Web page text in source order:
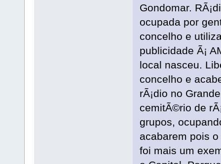
Gondomar.
ocupada por
concelho e
publicidade Ã¡
local nasceu.
concelho e
rÃ¡dio no
cemitÃ©rio de
grupos,
acabarem pois
foi mais um